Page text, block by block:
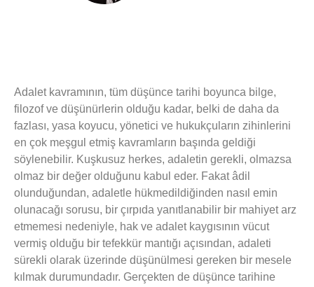
Adalet kavramının, tüm düşünce tarihi boyunca bilge,
filozof ve düşünürlerin olduğu kadar, belki de daha da
fazlası, yasa koyucu, yönetici ve hukukçuların zihinlerini
en çok meşgul etmiş kavramların başında geldiği
söylenebilir. Kuşkusuz herkes, adaletin gerekli, olmazsa
olmaz bir değer olduğunu kabul eder. Fakat âdil
olunduğundan, adaletle hükmedildiğinden nasıl emin
olunacağı sorusu, bir çırpıda yanıtlanabilir bir mahiyet arz
etmemesi nedeniyle, hak ve adalet kaygısının vücut
vermiş olduğu bir tefekkür mantığı açısından, adaleti
sürekli olarak üzerinde düşünülmesi gereken bir mesele
kılmak durumundadır. Gerçekten de düşünce tarihine